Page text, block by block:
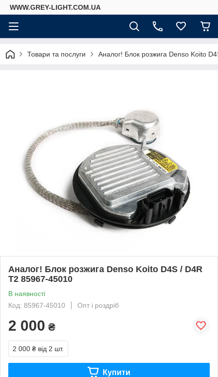
WWW.GREY-LIGHT.COM.UA
Товари та послуги Аналог! Блок розжига Denso Koito
Аналог! Блок розжига Denso Koito D4S / D4R
T2 85967-45010
В наявності
Код: 85967-45010
Опт і роздріб
2 000 ₴
2 000 ₴ від 2 шт.
Купити